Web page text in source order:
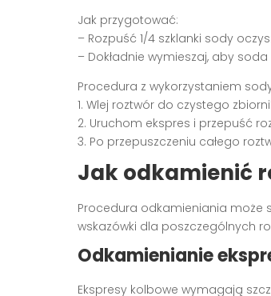
Jak przygotować:
– Rozpuść 1/4 szklanki sody
– Dokładnie wymieszaj, aby soda
Procedura z wykorzystaniem
1. Wlej roztwór do czystego
2. Uruchom ekspres i przepuść
3. Po przepuszczeniu całego
Jak odkamienić
Procedura odkamieniania może
wskazówki dla poszczególnych
Odkamienianie
Ekspresy kolbowe wymagają